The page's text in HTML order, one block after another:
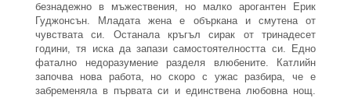
безнадежно в мъжествения, но малко арогантен Ерик
Гуджонсън. Младата жена е объркана и смутена от
чувствата си. Останала кръгъл сирак от тринадесет
години, тя иска да запази самостоятелността си. Едно
фатално недоразумение разделя влюбените. Катлийн
започва нова работа, но скоро с ужас разбира, че е
забременяла в първата си и единствена любовна нощ.